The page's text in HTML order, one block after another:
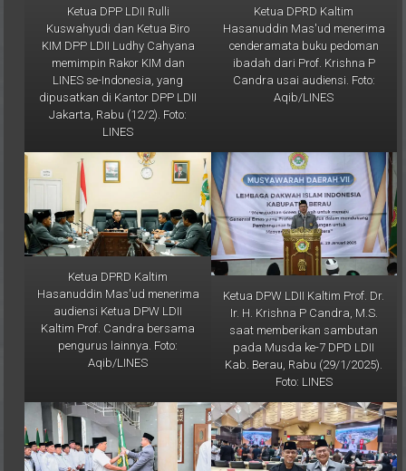
Kuswahyudi dan Ketua Biro
KIM DPP LDII Ludhy Cahyana
memimpin Rakor KIM dan
LINES se-Indonesia, yang
dipusatkan di Kantor DPP LDII
Jakarta, Rabu (12/2). Foto:
LINES
Hasanuddin Mas'ud menerima
cenderamata buku pedoman
ibadah dari Prof. Krishna P
Candra usai audiensi. Foto:
Aqib/LINES
Ketua DPRD Kaltim
Hasanuddin Mas'ud menerima
audiensi Ketua DPW LDII
Kaltim Prof. Candra bersama
pengurus lainnya. Foto:
Aqib/LINES
Ketua DPW LDII Kaltim Prof. Dr.
Ir. H. Krishna P Candra, M.S.
saat memberikan sambutan
pada Musda ke-7 DPD LDII
Kab. Berau, Rabu (29/1/2025).
Foto: LINES